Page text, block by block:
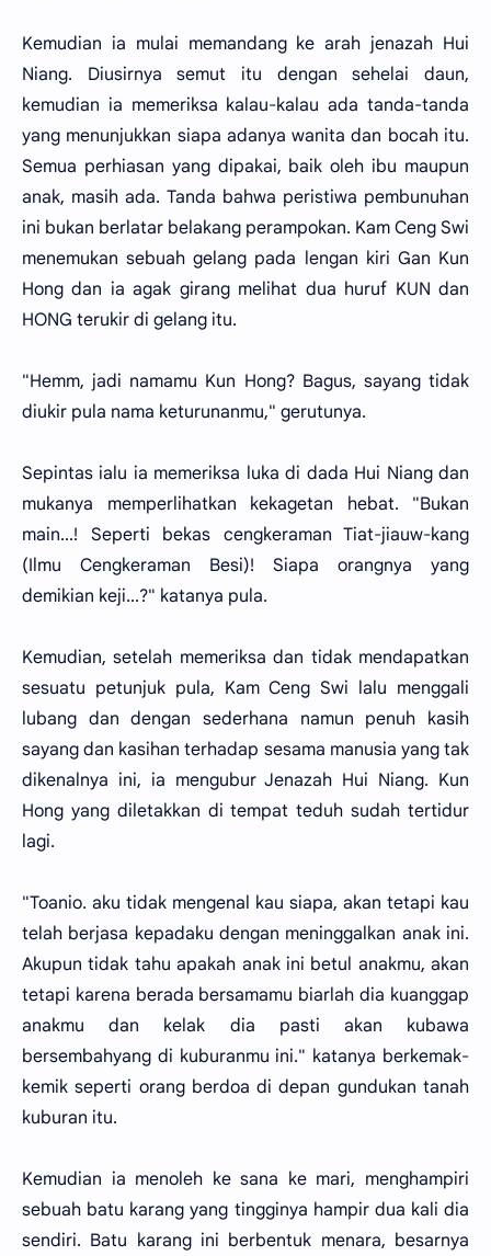
Kemudian ia mulai memandang ke arah jenazah Hui
Niang. Diusirnya semut itu dengan sehelai daun,
kemudian ia memeriksa kalau-kalau ada tanda-tanda
yang menunjukkan siapa adanya wanita dan bocah itu.
Semua perhiasan yang dipakai, baik oleh ibu maupun
anak, masih ada. Tanda bahwa peristiwa pembunuhan
ini bukan berlatar belakang perampokan. Kam Ceng Swi
menemukan sebuah gelang pada lengan kiri Gan Kun
Hong dan ia agak girang melihat dua huruf KUN dan
HONG terukir di gelang itu.
"Hemm, jadi namamu Kun Hong? Bagus, sayang tidak
diukir pula nama keturunanmu," gerutunya.
Sepintas ialu ia memeriksa luka di dada Hui Niang dan
mukanya memperlihatkan kekagetan hebat. "Bukan
main...! Seperti bekas cengkeraman Tiat-jiauw-kang
(Ilmu Cengkeraman Besi)! Siapa orangnya yang
demikian keji...?" katanya pula.
Kemudian, setelah memeriksa dan tidak mendapatkan
sesuatu petunjuk pula, Kam Ceng Swi lalu menggali
lubang dan dengan sederhana namun penuh kasih
sayang dan kasihan terhadap sesama manusia yang tak
dikenalnya ini, ia mengubur Jenazah Hui Niang. Kun
Hong yang diletakkan di tempat teduh sudah tertidur
lagi.
"Toanio. aku tidak mengenal kau siapa, akan tetapi kau
telah berjasa kepadaku dengan meninggalkan anak ini.
Akupun tidak tahu apakah anak ini betul anakmu, akan
tetapi karena berada bersamamu biarlah dia kuanggap
anakmu dan kelak dia pasti akan kubawa
bersembahyang di kuburanmu ini." katanya berkemak-
kemik seperti orang berdoa di depan gundukan tanah
kuburan itu.
Kemudian ia menoleh ke sana ke mari, menghampiri
sebuah batu karang yang tingginya hampir dua kali dia
sendiri. Batu karang ini berbentuk menara, besarnya